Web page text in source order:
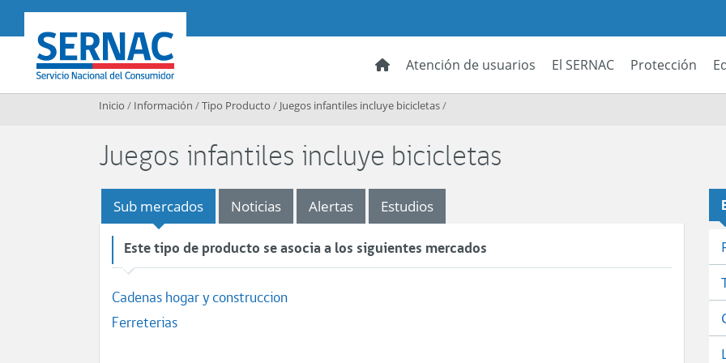
SERNAC
Atención de usuarios El SERNAC Protección
Inicio / Información /Tipo Producto / Juegos infantiles incluye bicicletas/
Juegos infantiles incluye bicicletas
Sub mercados Noticias Alertas Estudios
Este tipo de producto se asocia a los siguientes mercados
Cadenas hogar y construccion
Ferreterias